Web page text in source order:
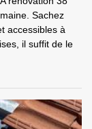
Sachez
accessibles à
il suffit de le